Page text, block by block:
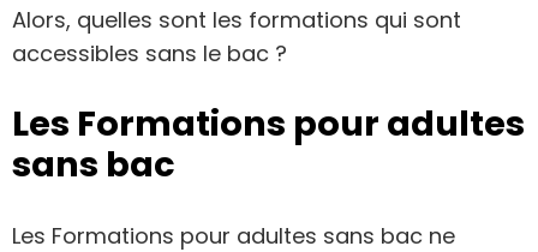
Alors, quelles sont les formations qui sont
accessibles sans le bac ?
Les Formations pour adultes
sans bac
Les Formations pour adultes sans bac ne